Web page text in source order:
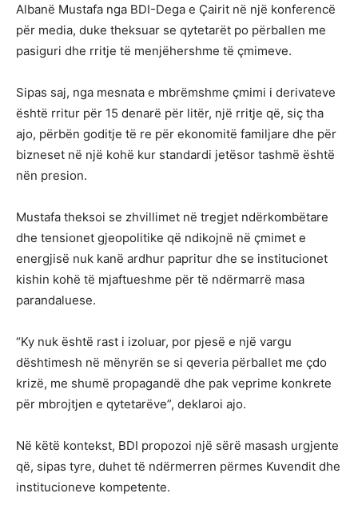
Albanë Mustafa nga BDI-Dega e Çairit në një konferencë
për media, duke theksuar se qytetarët po përballen me
pasiguri dhe rritje të menjëhershme të çmimeve.
Sipas saj, nga mesnata e mbrëmshme çmimi i derivateve
është rritur për 15 denarë për litër, një rritje që, siç tha
ajo, përbën goditje të re për ekonomitë familjare dhe për
bizneset në një kohë kur standardi jetësor tashmë është
nën presion.
Mustafa theksoi se zhvillimet në tregjet ndërkombëtare
dhe tensionet gjeopolitike që ndikojnë në çmimet e
energjisë nuk kanë ardhur papritur dhe se institucionet
kishin kohë të mjaftueshme për të ndërmarrë masa
parandaluese.
“Ky nuk është rast i izoluar, por pjesë e një vargu
dështimesh në mënyrën se si qeveria përballet me çdo
krizë, me shumë propagandë dhe pak veprime konkrete
për mbrojtjen e qytetarëve”, deklaroi ajo.
Në këtë kontekst, BDI propozoi një sërë masash urgjente
që, sipas tyre, duhet të ndërmerren përmes Kuvendit dhe
institucioneve kompetente.